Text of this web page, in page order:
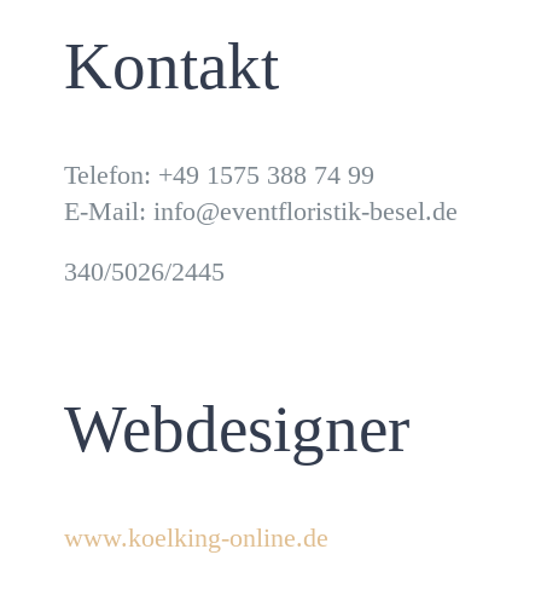
Kontakt
Telefon: +49 1575 388 74 99
E-Mail: info@eventfloristik-besel.de
340/5026/2445
Webdesigner
www.koelking-online.de